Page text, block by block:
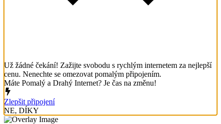
Už žádné čekání! Zažijte svobodu s rychlým internetem za nejlepší
cenu. Nenechte se omezovat pomalým připojením.
Máte Pomalý a Drahý Internet? Je čas na změnu!
Zlepšit připojení
NE, DÍKY